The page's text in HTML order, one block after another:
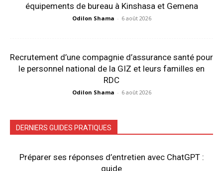
équipements de bureau à Kinshasa et Gemena
Odilon Shama - 6 août 2026
Recrutement d’une compagnie d’assurance santé pour
le personnel national de la GIZ et leurs familles en
RDC
Odilon Shama - 6 août 2026
DERNIERS GUIDES PRATIQUES
Préparer ses réponses d’entretien avec ChatGPT :
guide